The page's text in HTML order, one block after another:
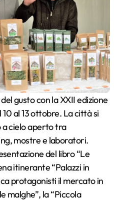
10 al 13 ottobre. La città si
cielo aperto tra
mostre e laboratori.
del libro “Le
itinerante “Palazzi in
protagonisti il mercato in
malghe”, la “Piccola